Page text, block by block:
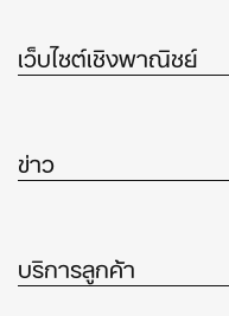
เว็บไซต์เชิงพาณิชย์
ข่าว
บริการลูกค้า